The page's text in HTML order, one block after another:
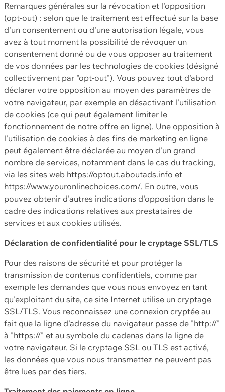
Remarques générales sur la révocation et l'opposition
(opt-out) : selon que le traitement est effectué sur la base
d'un consentement ou d'une autorisation légale, vous
avez à tout moment la possibilité de révoquer un
consentement donné ou de vous opposer au traitement
de vos données par les technologies de cookies (désigné
collectivement par "opt-out"). Vous pouvez tout d'abord
déclarer votre opposition au moyen des paramètres de
votre navigateur, par exemple en désactivant l'utilisation
de cookies (ce qui peut également limiter le
fonctionnement de notre offre en ligne). Une opposition à
l'utilisation de cookies à des fins de marketing en ligne
peut également être déclarée au moyen d'un grand
nombre de services, notamment dans le cas du tracking,
via les sites web https://optout.aboutads.info et
https://www.youronlinechoices.com/. En outre, vous
pouvez obtenir d'autres indications d'opposition dans le
cadre des indications relatives aux prestataires de
services et aux cookies utilisés.
Déclaration de confidentialité pour le cryptage SSL/TLS
Pour des raisons de sécurité et pour protéger la
transmission de contenus confidentiels, comme par
exemple les demandes que vous nous envoyez en tant
qu'exploitant du site, ce site Internet utilise un cryptage
SSL/TLS. Vous reconnaissez une connexion cryptée au
fait que la ligne d'adresse du navigateur passe de "http://"
à "https://" et au symbole du cadenas dans la ligne de
votre navigateur. Si le cryptage SSL ou TLS est activé,
les données que vous nous transmettez ne peuvent pas
être lues par des tiers.